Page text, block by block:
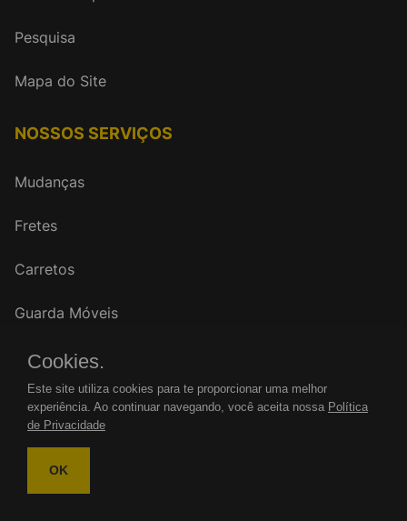
Pesquisa
Mapa do Site
NOSSOS SERVIÇOS
Mudanças
Fretes
Carretos
Guarda Móveis
FALE CONOSCO
WhatsApp: (11)
Cookies.
Este site utiliza cookies para te proporcionar uma melhor
experiência. Ao continuar navegando, você aceita nossa Política
de Privacidade
OK